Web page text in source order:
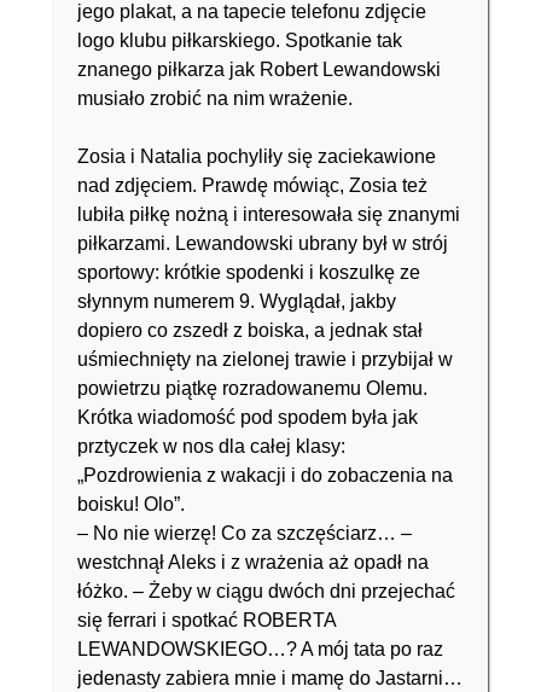
jego plakat, a na tapecie telefonu zdjęcie
logo klubu piłkarskiego. Spotkanie tak
znanego piłkarza jak Robert Lewandowski
musiało zrobić na nim wrażenie.
Zosia i Natalia pochyliły się zaciekawione
nad zdjęciem. Prawdę mówiąc, Zosia też
lubiła piłkę nożną i interesowała się znanymi
piłkarzami. Lewandowski ubrany był w strój
sportowy: krótkie spodenki i koszulkę ze
słynnym numerem 9. Wyglądał, jakby
dopiero co zszedł z boiska, a jednak stał
uśmiechnięty na zielonej trawie i przybijał w
powietrzu piątkę rozradowanemu Olemu.
Krótka wiadomość pod spodem była jak
prztyczek w nos dla całej klasy:
„Pozdrowienia z wakacji i do zobaczenia na
boisku! Olo”.
– No nie wierzę! Co za szczęściarz… –
westchnął Aleks i z wrażenia aż opadł na
łóżko. – Żeby w ciągu dwóch dni przejechać
się ferrari i spotkać ROBERTA
LEWANDOWSKIEGO…? A mój tata po raz
jedenasty zabiera mnie i mamę do Jastarni…